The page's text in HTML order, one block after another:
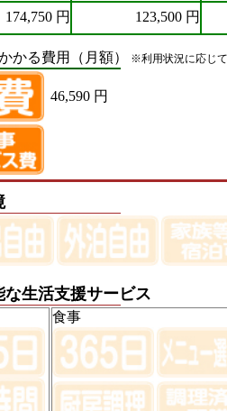
174,750 円 123,500 円
かる費用（月額） ※利用状況に応じ
46,590 円
な生活支援サービス
食事